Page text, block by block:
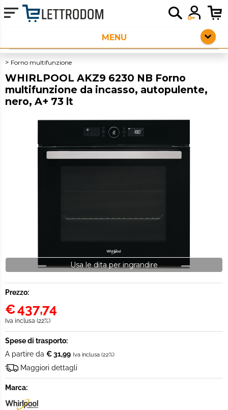
HOME PAGE
ELETTRODOMESTICI LIBERA INSTALLAZIONE
PICCOLI ELETTRODOMESTICI
SERVIZI AGGIUNTIVI
OUTLET
Forno multifunzione
WHIRLPOOL AKZ9 6230 NB Forno
multifunzione da incasso, autopulente,
nero, A+ 73 lt
Usa le dita per ingrandire
Prezzo:
€437,74
Iva inclusa (22%)
Spese di trasporto:
A partire da € 31,99 Iva inclusa (22%)
Maggiori dettagli
Marca: